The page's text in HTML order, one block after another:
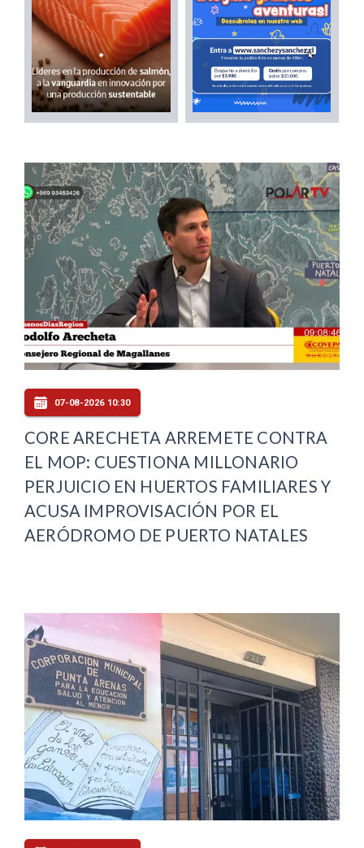
07-08-2026 10:30
CORE ARECHETA ARREMETE CONTRA
EL MOP: CUESTIONA MILLONARIO
PERJUICIO EN HUERTOS FAMILIARES Y
ACUSA IMPROVISACIÓN POR EL
AERÓDROMO DE PUERTO NATALES